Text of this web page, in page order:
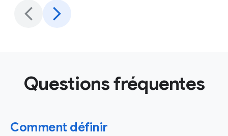
Questions fréquentes
Comment définir